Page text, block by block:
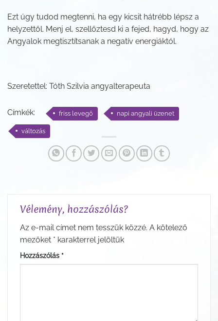
Ezt úgy tudod megtenni, ha egy kicsit hátrébb lépsz a
helyzettől. Menj el, szellőztesd ki a fejed, hagyd, hogy az
Angyalok megtisztítsanak a negatív energiáktól.
Szeretettel: Tóth Szilvia angyalterapeuta
Címkék: friss levegő napi angyali üzenet
változás
Vélemény, hozzászólás?
Az e-mail címet nem tesszük közzé. A kötelező
mezőket * karakterrel jelöltük
Hozzászólás *